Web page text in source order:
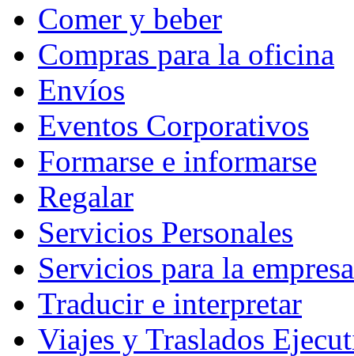
Comer y beber
Compras para la oficina
Envíos
Eventos Corporativos
Formarse e informarse
Regalar
Servicios Personales
Servicios para la empresa
Traducir e interpretar
Viajes y Traslados